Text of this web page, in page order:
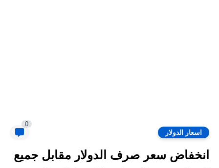
اسعار الدولار
0
انخفاض سعر صرف الدولار مقابل جميع